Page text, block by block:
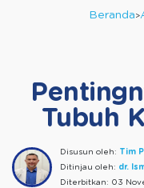
Beranda
Tubuh
Disusun oleh: Tim
Ditinjau oleh: dr.
Diterbitkan: 03